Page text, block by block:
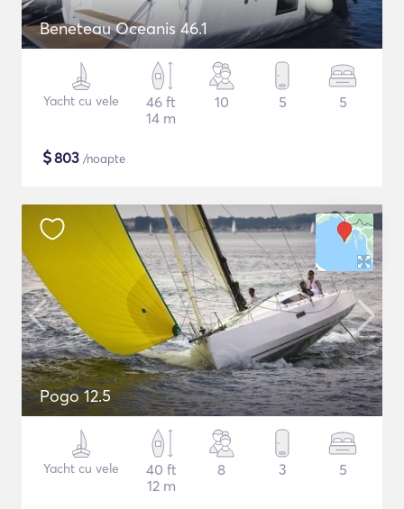
Beneteau Oceanis 46.1
Yacht cu vele
46 ft
14 m
10 5 5
$803 /noapte
Pogo 12.5
Yacht cu vele
40 ft
12 m
8 3 5